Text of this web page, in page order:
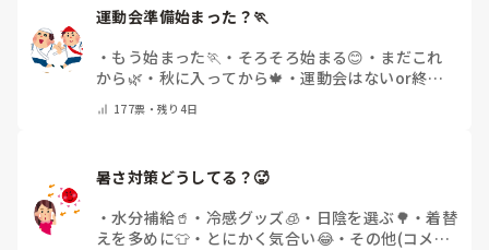
運動会準備始まった？🏃
・ もう始まった🏃 ・ そろそろ始まる😊 ・ まだこれ
から🌿 ・ 秋に入ってから🍁 ・運動会はないor終わ
177票・残り4日
暑さ対策どうしてる？🥵
・水分補給🥤 ・ 冷感グッズ🧊 ・ 日陰を選ぶ🌳 ・着替
えを多めに👕 ・ とにかく気合い😂・ その他(コメン